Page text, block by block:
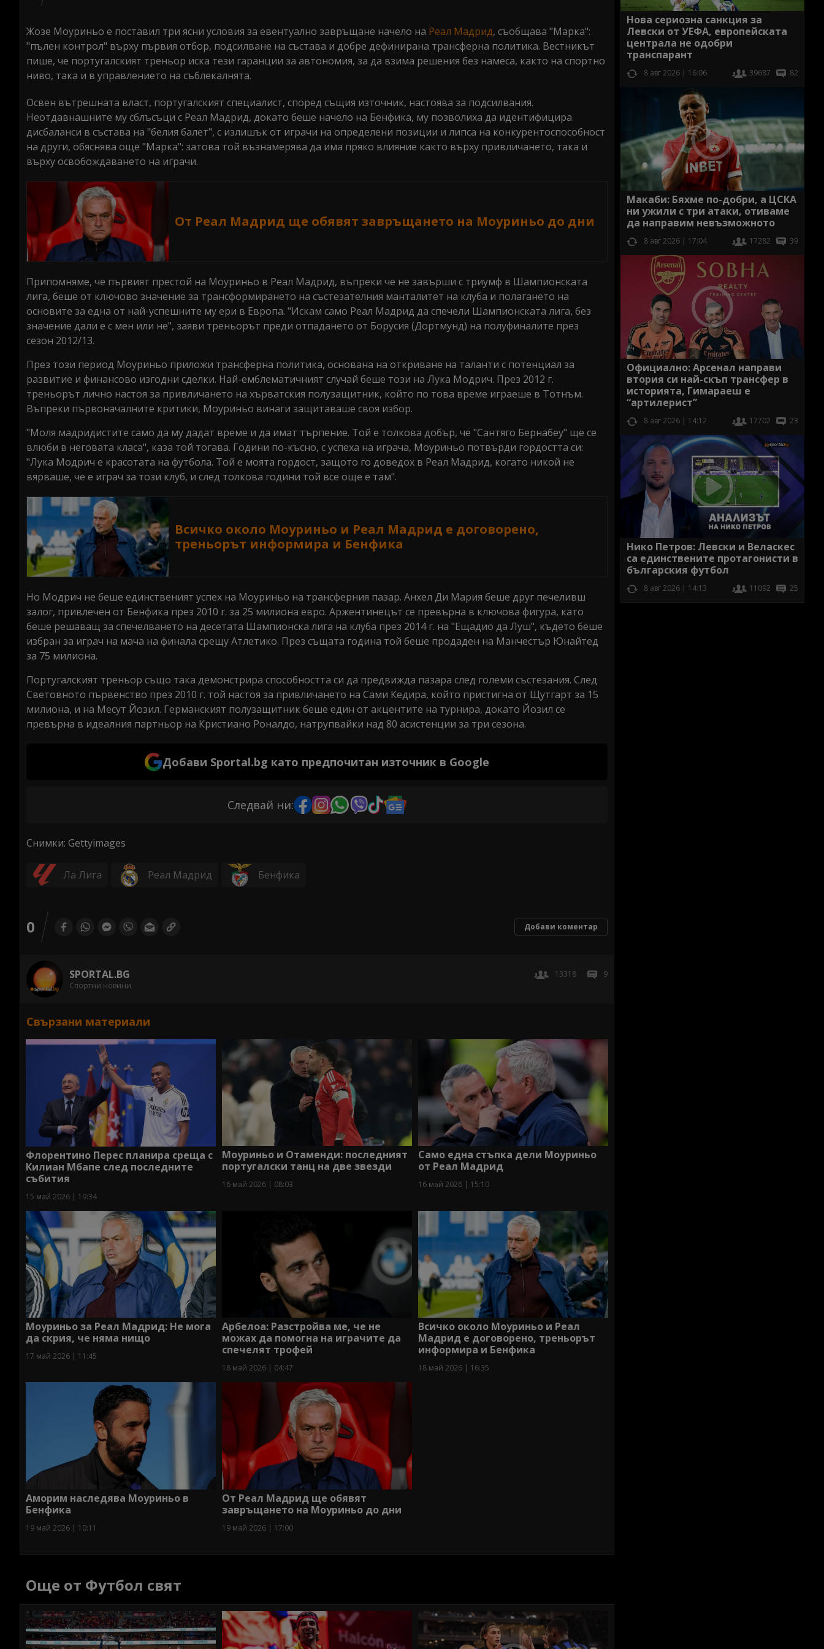
Жозе Моуриньо е поставил три ясни условия за евентуално завръщане начело на Реал Мадрид, съобщава "Марка":
"пълен контрол" върху първия отбор, подсилване на състава и добре дефинирана трансферна политика. Вестникът
пише, че португалският треньор иска тези гаранции за автономия, за да взима решения без намеса, както на спортно
ниво, така и в управлението на съблекалнята.
Освен вътрешната власт, португалският специалист, според същия източник, настоява за подсилвания.
Неотдавнашните му сблъсъци с Реал Мадрид, докато беше начело на Бенфика, му позволиха да идентифицира
дисбаланси в състава на "белия балет", с излишък от играчи на определени позиции и липса на конкурентоспособност
на други, обяснява още "Марка": затова той възнамерява да има пряко влияние както върху привличането, така и
върху освобождаването на играчи.
От Реал Мадрид ще обявят завръщането на Моуриньо до дни
Припомняме, че първият престой на Моуриньо в Реал Мадрид, въпреки че не завърши с триумф в Шампионската
лига, беше от ключово значение за трансформирането на състезателния манталитет на клуба и полагането на
основите за една от най-успешните му ери в Европа. "Искам само Реал Мадрид да спечели Шампионската лига, без
значение дали е с мен или не", заяви треньорът преди отпадането от Борусия (Дортмунд) на полуфиналите през
сезон 2012/13.
През този период Моуриньо приложи трансферна политика, основана на откриване на таланти с потенциал за
развитие и финансово изгодни сделки. Най-емблематичният случай беше този на Лука Модрич. През 2012 г.
треньорът лично настоя за привличането на хърватския полузащитник, който по това време играеше в Тотнъм.
Въпреки първоначалните критики, Моуриньо винаги защитаваше своя избор.
"Моля мадридистите само да му дадат време и да имат търпение. Той е толкова добър, че "Сантяго Бернабеу" ще се
влюби в неговата класа", каза той тогава. Години по-късно, с успеха на играча, Моуриньо потвърди гордостта си:
"Лука Модрич е красотата на футбола. Той е моята гордост, защото го доведох в Реал Мадрид, когато никой не
вярваше, че е играч за този клуб, и след толкова години той все още е там".
Всичко около Моуриньо и Реал Мадрид е договорено,
треньорът информира и Бенфика
Но Модрич не беше единственият успех на Моуриньо на трансферния пазар. Анхел Ди Мария беше друг печеливш
залог, привлечен от Бенфика през 2010 г. за 25 милиона евро. Аржентинецът се превърна в ключова фигура, като
беше решаващ за спечелването на десетата Шампионска лига на клуба през 2014 г. на "Ещадио да Луш", където беше
избран за играч на мача на финала срещу Атлетико. През същата година той беше продаден на Манчестър Юнайтед
за 75 милиона.
Португалският треньор също така демонстрира способността си да предвижда пазара след големи състезания. След
Световното първенство през 2010 г. той настоя за привличането на Сами Кедира, който пристигна от Щутгарт за 15
милиона, и на Месут Йозил. Германският полузащитник беше един от акцентите на турнира, докато Йозил се
превърна в идеалния партньор на Кристиано Роналдо, натрупвайки над 80 асистенции за три сезона.
Добави Sportal.bg като предпочитан източник в Google
Следвай ни:
Снимки: Gettyimages
Ла Лига Реал Мадрид Бенфика
0 Добави коментар
SPORTAL.BG
Спортни новини
13318 9
Свързани материали
Флорентино Перес планира среща с
Килиан Мбапе след последните
събития
15 май 2026 | 19:34
Моуриньо и Отаменди: последният
португалски танц на две звезди
16 май 2026 | 08:03
Само една стъпка дели Моуриньо
от Реал Мадрид
16 май 2026 | 15:10
Моуриньо за Реал Мадрид: Не мога
да скрия, че няма нищо
17 май 2026 | 11:45
Арбелоа: Разстройва ме, че не
можах да помогна на играчите да
спечелят трофей
18 май 2026 | 04:47
Всичко около Моуриньо и Реал
Мадрид е договорено, треньорът
информира и Бенфика
18 май 2026 | 16:35
Аморим наследява Моуриньо в
Бенфика
19 май 2026 | 10:11
От Реал Мадрид ще обявят
завръщането на Моуриньо до дни
19 май 2026 | 17:00
Още от Футбол свят
Нова сериозна санкция за
Левски от УЕФА, европейската
централа не одобри
транспарант
8 авг 2026 | 16:06 39687 82
Макаби: Бяхме по-добри, а ЦСКА
ни ужили с три атаки, отиваме
да направим невъзможното
8 авг 2026 | 17:04 17282 39
Официално: Арсенал направи
втория си най-скъп трансфер в
историята, Гимараеш е
“артилерист”
8 авг 2026 | 14:12 17702 23
Нико Петров: Левски и Веласкес
са единствените протагонисти в
българския футбол
8 авг 2026 | 14:13 11092 25